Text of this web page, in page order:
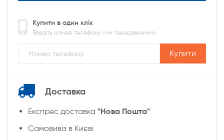
Купити в один клік
Введіть номер телефону і ми передзвонимо
Купити
Доставка
Експрес доставка "Нова Пошта"
Cамовивіз в Києві